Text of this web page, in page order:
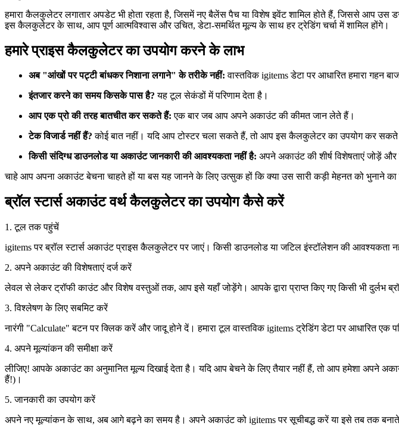
हमारा कैलकुलेटर लगातार अपडेट भी होता रहता है, जिसमें नए बैलेंस पैच या विशेष इवेंट शामिल होते हैं, जिससे आप उस
इस कैलकुलेटर के साथ, आप पूर्ण आत्मविश्वास और उचित, डेटा-समर्थित मूल्य के साथ हर ट्रेडिंग चर्चा में शामिल होंगे।
हमारे प्राइस कैलकुलेटर का उपयोग करने के लाभ
अब "आंखों पर पट्टी बांधकर निशाना लगाने" के तरीके नहीं: वास्तविक igitems डेटा पर आधारित हमारा गहन
इंतजार करने का समय किसके पास है? यह टूल सेकंडों में परिणाम देता है।
आप एक प्रो की तरह बातचीत कर सकते हैं: एक बार जब आप अपने अकाउंट की कीमत जान लेते हैं।
टेक विजार्ड नहीं हैं? कोई बात नहीं। यदि आप टोस्टर चला सकते हैं, तो आप इस कैलकुलेटर का उपयोग कर सकते
किसी संदिग्ध डाउनलोड या अकाउंट जानकारी की आवश्यकता नहीं है: अपने अकाउंट की शीर्ष विशेषताएं जोड़ें और
चाहे आप अपना अकाउंट बेचना चाहते हों या बस यह जानने के लिए उत्सुक हों कि क्या उस सारी कड़ी मेहनत को भुनाने
ब्रॉल स्टार्स अकाउंट वर्थ कैलकुलेटर का उपयोग कैसे करें
1. टूल तक पहुंचें
igitems पर ब्रॉल स्टार्स अकाउंट प्राइस कैलकुलेटर पर जाएं। किसी डाउनलोड या जटिल इंस्टॉलेशन की आवश्यकता
2. अपने अकाउंट की विशेषताएं दर्ज करें
लेवल से लेकर ट्रॉफी काउंट और विशेष वस्तुओं तक, आप इसे यहाँ जोड़ेंगे। आपके द्वारा प्राप्त किए गए किसी भी
3. विश्लेषण के लिए सबमिट करें
नारंगी "Calculate" बटन पर क्लिक करें और जादू होने दें। हमारा टूल वास्तविक igitems ट्रेडिंग डेटा पर आधारित एक
4. अपने मूल्यांकन की समीक्षा करें
लीजिए! आपके अकाउंट का अनुमानित मूल्य दिखाई देता है। यदि आप बेचने के लिए तैयार नहीं हैं, तो आप हमेशा अपने
हैं!)।
5. जानकारी का उपयोग करें
अपने नए मूल्यांकन के साथ, अब आगे बढ़ने का समय है। अपने अकाउंट को igitems पर सूचीबद्ध करें या इसे तब तक